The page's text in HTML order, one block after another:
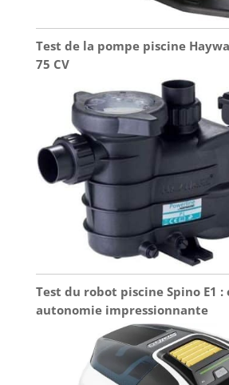
Test de la pompe piscine
75 CV
Test du robot piscine Spino E1
autonomie impressionnante